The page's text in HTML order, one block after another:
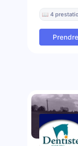
📖 4